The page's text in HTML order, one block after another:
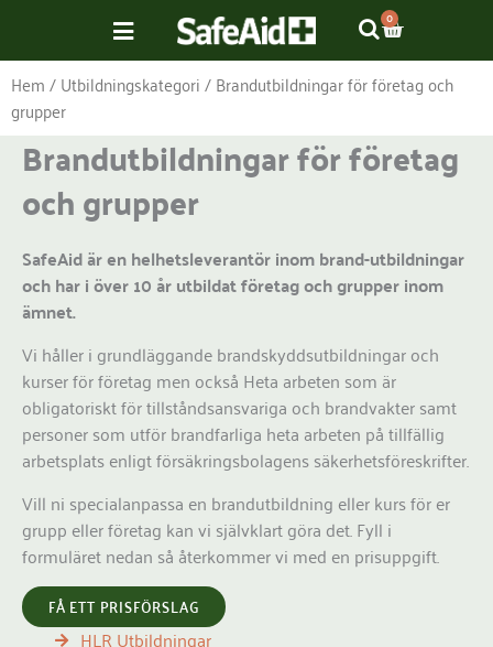
innehåll
0
Hem/ Utbildningskategori / Brandutbildningar för företag och
grupper
Brandutbildningar för företag
och grupper
SafeAid är en helhetsleverantör inom brand-utbildningar
och har i över 10 år utbildat företag och grupper inom
ämnet.
Vi håller i grundläggande brandskyddsutbildningar och
kurser för företag men också Heta arbeten som är
obligatoriskt för tillståndsansvariga och brandvakter samt
personer som utför brandfarliga heta arbeten på tillfällig
arbetsplats enligt försäkringsbolagens säkerhetsföreskrifter.
Vill ni specialanpassa en brandutbildning eller kurs för er
grupp eller företag kan vi självklart göra det. Fyll i
formuläret nedan så återkommer vi med en prisuppgift.
FÅ ETT PRISFÖRSLAG
HLR Utbildningar